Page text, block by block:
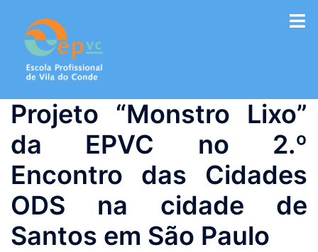
conteúdo
Projeto “Monstro Lixo”
da EPVC no 2.º
Encontro das Cidades
ODS na cidade de
Santos em São Paulo